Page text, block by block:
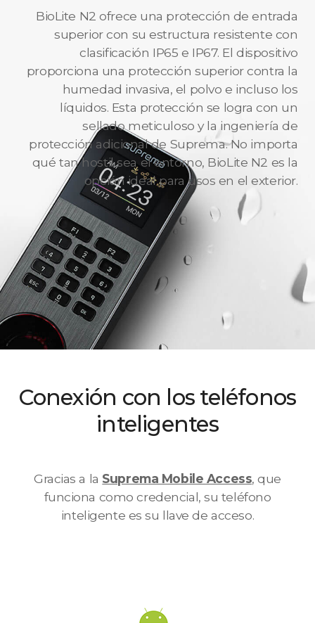
BioLite N2 ofrece una protección de entrada
superior con su estructura resistente con
clasificación IP65 e IP67. El dispositivo
proporciona una protección superior contra la
humedad invasiva, el polvo e incluso los
líquidos. Esta protección se logra con un
sellado meticuloso y la ingeniería de
protección adicional de Suprema. No importa
qué tan hostil sea el entorno, BioLite N2 es la
opción ideal para usos en el exterior.
Conexión con los teléfonos
inteligentes
Gracias a la Suprema Mobile Access, que
funciona como credencial, su teléfono
inteligente es su llave de acceso.